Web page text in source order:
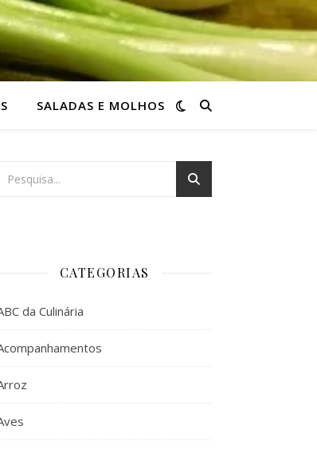
SALADAS E MOLHOS
CATEGORIAS
da Culinária